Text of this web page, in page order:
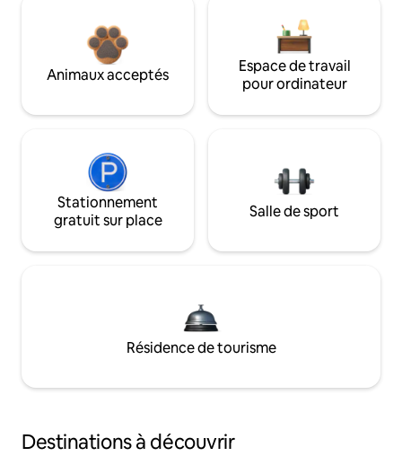
Animaux acceptés
Espace de travail
pour ordinateur
Stationnement
gratuit sur place
Salle de sport
Résidence de tourisme
Destinations à découvrir